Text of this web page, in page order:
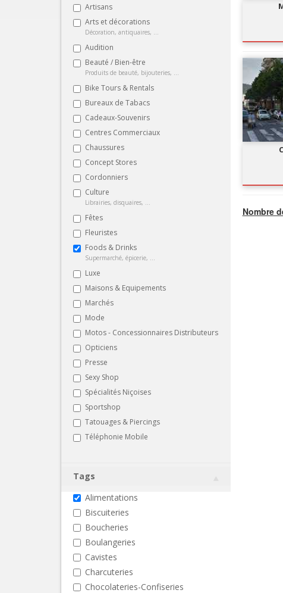
Artisans
Arts et décorations
Décoration, antiquaires, ...
Audition
Beauté / Bien-être
Produits de beauté, bijouteries, ...
Bike Tours & Rentals
Bureaux de Tabacs
Cadeaux-Souvenirs
Centres Commerciaux
Chaussures
Concept Stores
Cordonniers
Culture
Librairies, disquaires, ...
Fêtes
Fleuristes
Foods & Drinks
Supermarché, épicerie, ...
Luxe
Maisons & Equipements
Marchés
Mode
Motos - Concessionnaires Distributeurs
Opticiens
Presse
Sexy Shop
Spécialités Niçoises
Sportshop
Tatouages & Piercings
Téléphonie Mobile
Tags
Alimentations
Biscuiteries
Boucheries
Boulangeries
Cavistes
Charcuteries
Chocolateries-Confiseries
Nombre